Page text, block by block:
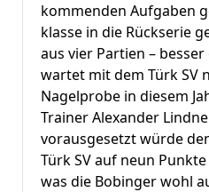
kommenden Aufgaben
klasse in die Rückserie
aus vier Partien –
wartet mit dem Türk SV
Nagelprobe in diesem
Trainer Alexander
vorausgesetzt würde
Türk SV auf neun
was die Bobinger wohl